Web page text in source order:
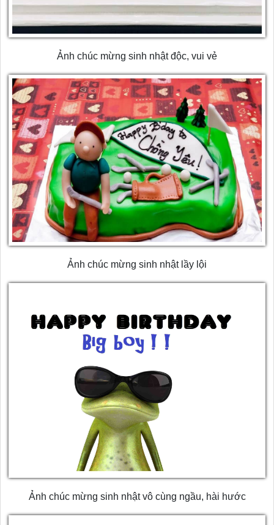
Ảnh chúc mừng sinh nhật độc, vui vẻ
Ảnh chúc mừng sinh nhật lầy lội
Ảnh chúc mừng sinh nhật vô cùng ngầu, hài hước